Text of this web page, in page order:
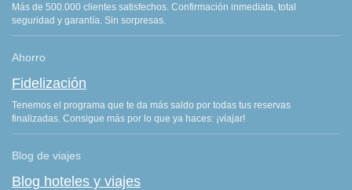
Más de 500.000 clientes satisfechos. Confirmación inmediata, total
seguridad y garantía. Sin sorpresas.
Ahorro
Fidelización
Tenemos el programa que te da más saldo por todas tus reservas
finalizadas. Consigue más por lo que ya haces: ¡viajar!
Blog de viajes
Blog hoteles y viajes